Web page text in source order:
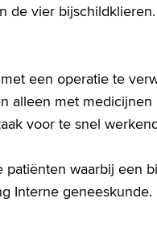
de vier
een operatie te
alleen met
voor te snel
waarbij een
Interne geneeskunde.